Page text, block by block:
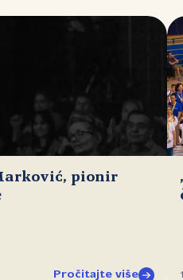
pionir
Pročitajte više